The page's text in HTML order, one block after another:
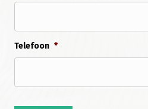
Telefoon *